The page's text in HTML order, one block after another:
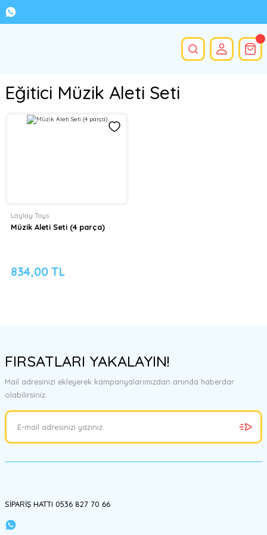
Eğitici Müzik Aleti Seti
Laylay Toys
Müzik Aleti Seti (4 parça)
834,00 TL
FIRSATLARI YAKALAYIN!
Mail adresinizi ekleyerek kampanyalarımızdan anında haberdar
olabilirsiniz.
SİPARİŞ HATTI 0536 827 70 66